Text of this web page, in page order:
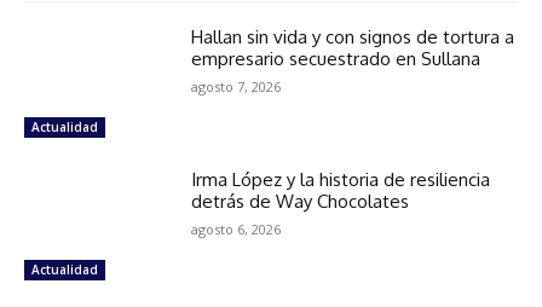
Actualidad
Hallan sin vida y con signos de tortura a
empresario secuestrado en Sullana
agosto 7, 2026
Actualidad
Irma López y la historia de resiliencia
detrás de Way Chocolates
agosto 6, 2026